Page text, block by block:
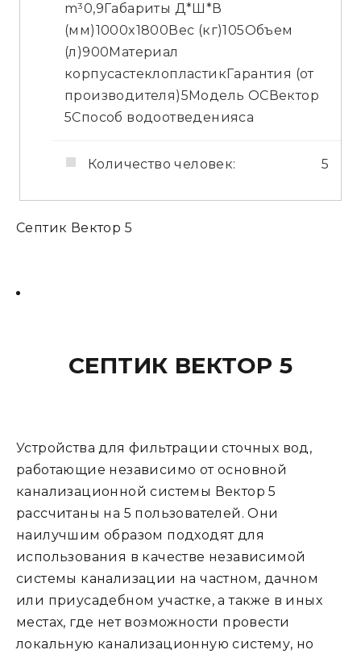
m³0,9Габариты Д*Ш*В
(мм)1000x1800Вес (кг)105Объем
(л)900Материал
корпусастеклопластикГарантия (от
производителя)5Модель ОСВектор
5Способ водоотведенияса
Количество человек: 5
Септик Вектор 5
СЕПТИК ВЕКТОР 5
Устройства для фильтрации сточных вод,
работающие независимо от основной
канализационной системы Вектор 5
рассчитаны на 5 пользователей. Они
наилучшим образом подходят для
использования в качестве независимой
системы канализации на частном, дачном
или приусадебном участке, а также в иных
местах, где нет возможности провести
локальную канализационную систему, но